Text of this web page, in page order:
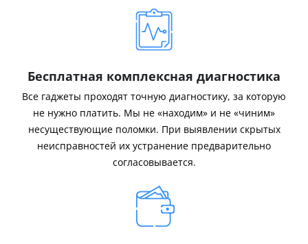
Бесплатная комплексная диагностика
Все гаджеты проходят точную диагностику, за которую
не нужно платить. Мы не «находим» и не «чиним»
несуществующие поломки. При выявлении скрытых
неисправностей их устранение предварительно
согласовывается.